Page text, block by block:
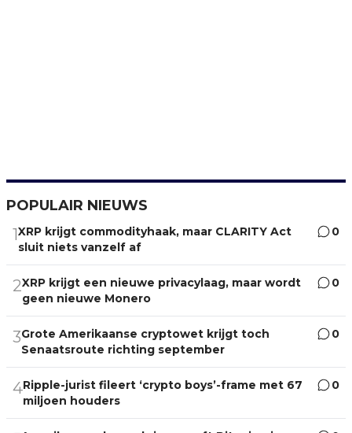
POPULAIR NIEUWS
1XRP krijgt commodityhaak, maar CLARITY Act
sluit niets vanzelf af
0
2XRP krijgt een nieuwe privacylaag, maar wordt
geen nieuwe Monero
0
3Grote Amerikaanse cryptowet krijgt toch
Senaatsroute richting september
0
4Ripple-jurist fileert ‘crypto boys’-frame met 67
miljoen houders
0